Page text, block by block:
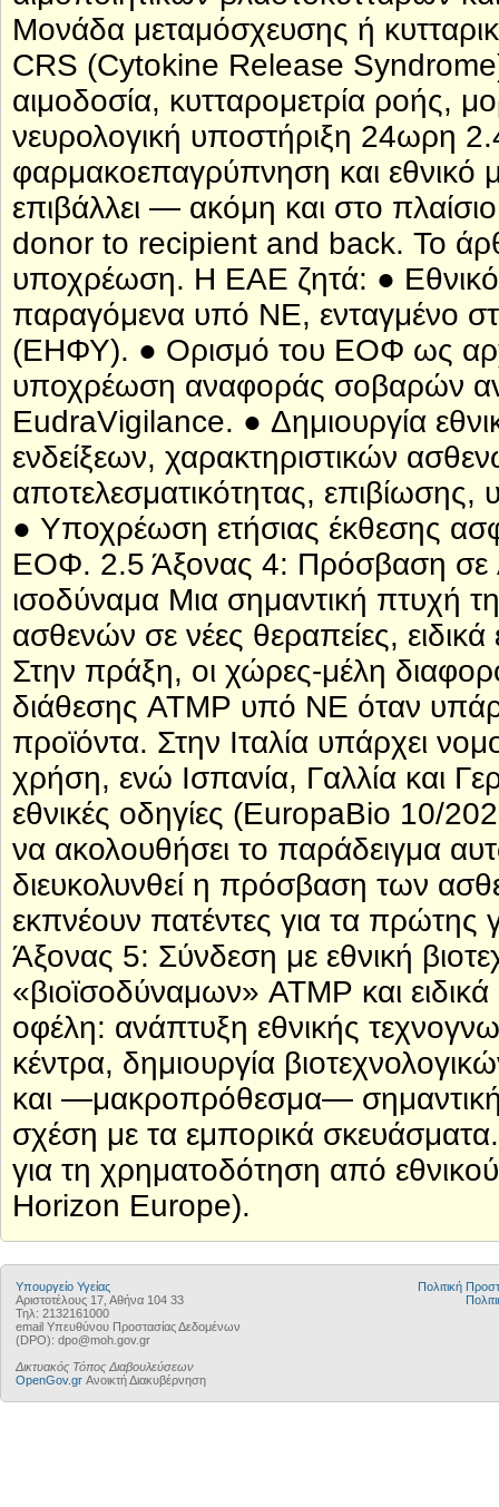
Μονάδα μεταμόσχευσης ή
CRS (Cytokine Release
αιμοδοσία, κυτταρομετρία ροής,
νευρολογική υποστήριξη 24ωρη
φαρμακοεπαγρύπνηση και
επιβάλλει — ακόμη και στο
donor to recipient and back. Το
υποχρέωση. Η ΕΑΕ ζητά: ● Εθνικό
παραγόμενα υπό ΝΕ, ενταγμένο
(ΕΗΦΥ). ● Ορισμό του ΕΟΦ ως
υποχρέωση αναφοράς σοβαρών
EudraVigilance. ● Δημιουργία
ενδείξεων, χαρακτηριστικών
αποτελεσματικότητας,
● Υποχρέωση ετήσιας έκθεσης
ΕΟΦ. 2.5 Άξονας 4: Πρόσβαση σε
ισοδύναμα Μια σημαντική πτυχή
ασθενών σε νέες θεραπείες,
Στην πράξη, οι χώρες-μέλη
διάθεσης ATMP υπό ΝΕ όταν
προϊόντα. Στην Ιταλία υπάρχει
χρήση, ενώ Ισπανία, Γαλλία και
εθνικές οδηγίες (EuropaBio 10/
να ακολουθήσει το παράδειγμα
διευκολυνθεί η πρόσβαση των
εκπνέουν πατέντες για τα
Άξονας 5: Σύνδεση με εθνική
«βιοϊσοδύναμων» ATMP και
οφέλη: ανάπτυξη εθνικής
κέντρα, δημιουργία
και —μακροπρόθεσμα—
σχέση με τα εμπορικά σκευάσματα.
για τη χρηματοδότηση από
Horizon Europe).
Υπουργείο Υγείας
Αριστοτέλους 17, Αθήνα 104 33
Τηλ: 2132161000
email Υπευθύνου Προστασίας Δεδομένων
(DPO): dpo@moh.gov.gr
Δικτυακός Τόπος Διαβουλεύσεων
OpenGov.gr Ανοικτή Διακυβέρνηση
Πολιτική